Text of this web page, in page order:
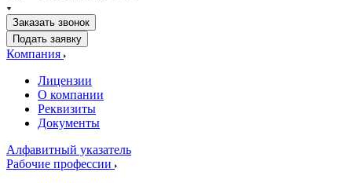
Заказать звонок
Подать заявку
Компания
Лицензии
О компании
Реквизиты
Документы
Алфавитный указатель
Рабочие профессии